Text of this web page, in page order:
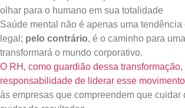
olhar para o humano em sua totalidade
Saúde mental não é apenas uma
legal; pelo contrário, é o caminho para
transformará o mundo corporativo.
O RH, como guardião dessa
responsabilidade de liderar esse
às empresas que compreendem que cuidar